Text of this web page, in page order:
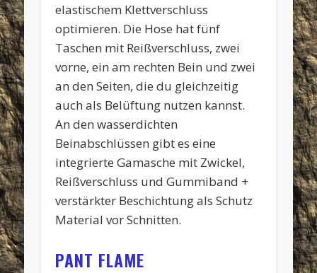
elastischem Klettverschluss
optimieren. Die Hose hat fünf
Taschen mit Reißverschluss, zwei
vorne, ein am rechten Bein und zwei
an den Seiten, die du gleichzeitig
auch als Belüftung nutzen kannst.
An den wasserdichten
Beinabschlüssen gibt es eine
integrierte Gamasche mit Zwickel,
Reißverschluss und Gummiband +
verstärkter Beschichtung als Schutz
Material vor Schnitten.
PANT FLAME